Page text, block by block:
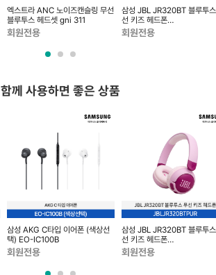
엑스트라 ANC 노이즈캔슬링 무선
블루투스 헤드셋 gni 311
회원전용
삼성 JBL JR320BT 블루투
선 키즈 헤드폰
JBLJR320BTPUR
회원전용
함께 사용하면 좋은 상품
삼성 AKG C타입 이어폰 (색상선
택) EO-IC100B
회원전용
삼성 JBL JR320BT 블루투
선 키즈 헤드폰
JBLJR320BTPUR
회원전용